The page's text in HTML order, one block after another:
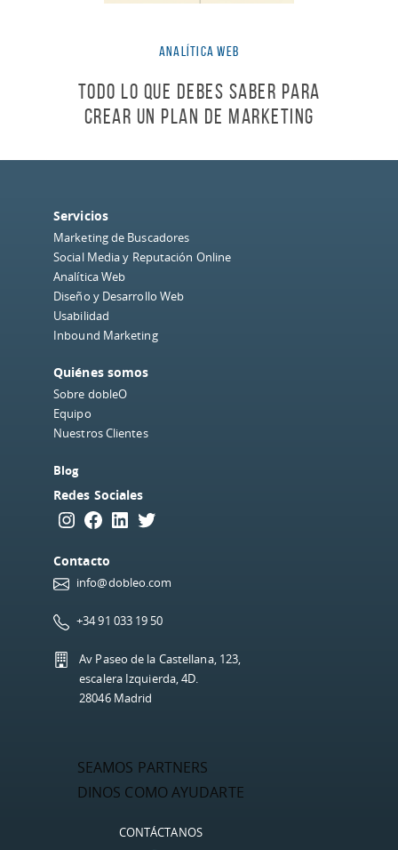
Analítica Web
Todo lo que debes saber para
crear un Plan de Marketing
Servicios
Marketing de Buscadores
Social Media y Reputación Online
Analítica Web
Diseño y Desarrollo Web
Usabilidad
Inbound Marketing
Quiénes somos
Sobre dobleO
Equipo
Nuestros Clientes
Blog
Redes Sociales
Instagram Facebook LinkedIn Twitter
Contacto
info@dobleo.com
+34 91 033 19 50
Av Paseo de la Castellana, 123,
escalera Izquierda, 4D.
28046 Madrid
SEAMOS PARTNERS
DINOS COMO AYUDARTE
CONTÁCTANOS